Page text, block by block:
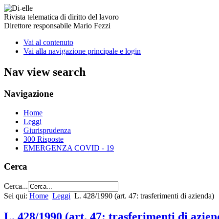
Rivista telematica di diritto del lavoro
Direttore responsabile Mario Fezzi
Vai al contenuto
Vai alla navigazione principale e login
Nav view search
Navigazione
Home
Leggi
Giurisprudenza
300 Risposte
EMERGENZA COVID - 19
Cerca
Cerca...
Sei qui: Home Leggi L. 428/1990 (art. 47: trasferimenti di azienda)